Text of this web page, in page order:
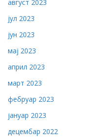
август 2023
јул 2023
јун 2023
мај 2023
април 2023
март 2023
фебруар 2023
јануар 2023
децембар 2022